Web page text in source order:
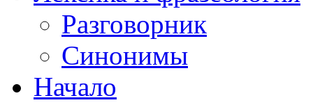
Разговорник
Синонимы
Начало